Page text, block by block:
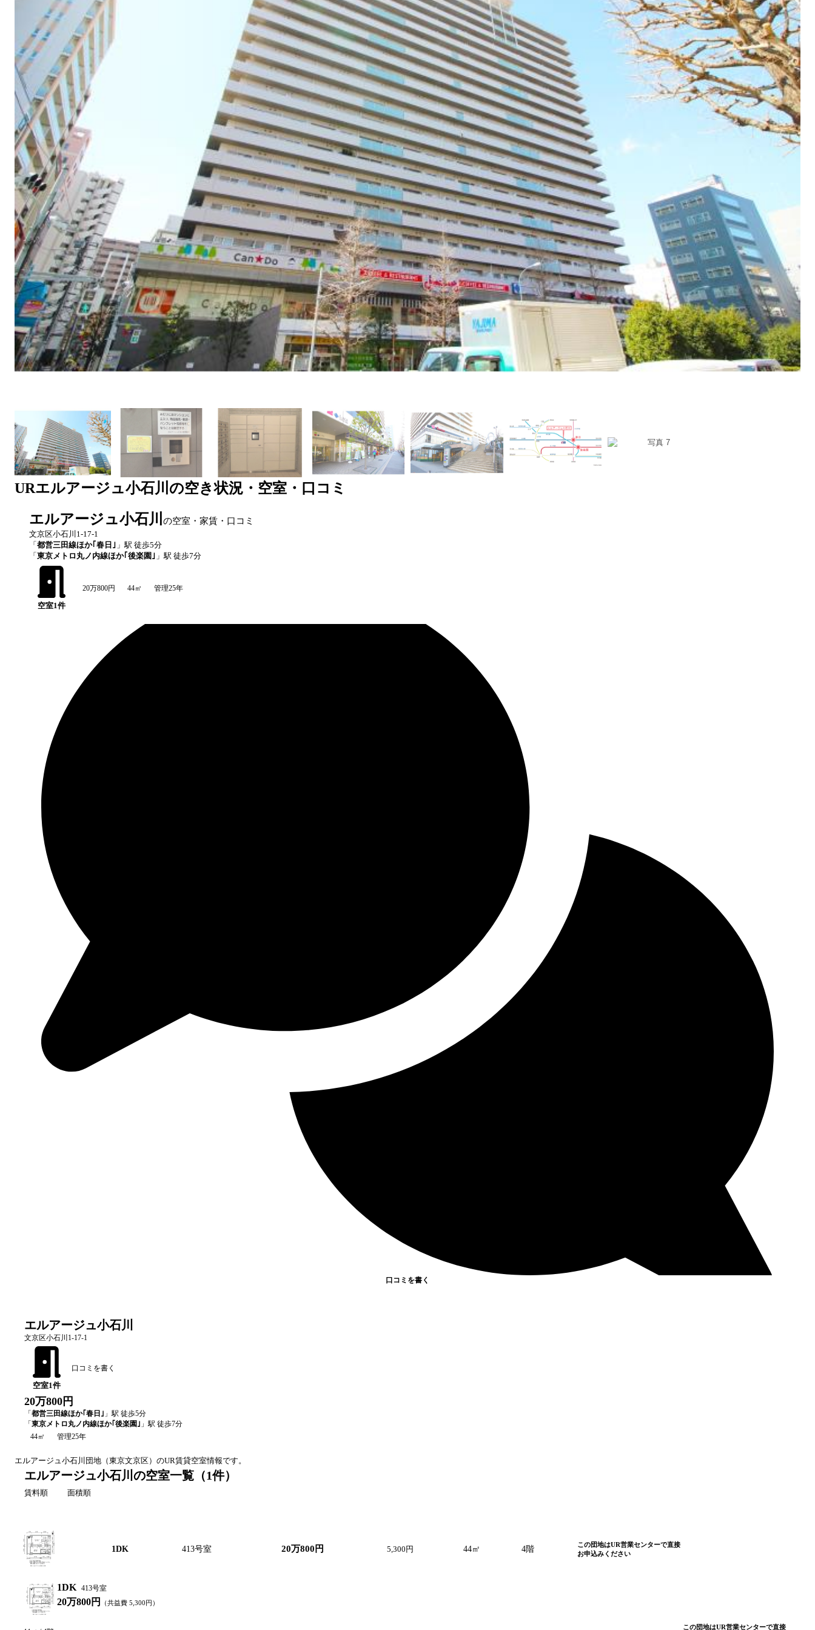
URエルアージュ小石川 の空き状況・空室・口コミ
エルアージュ小石川 の空室・家賃・口コミ
文京区小石川1-17-1
「 都営三田線ほか｢春日｣ 」駅 徒歩5分
「 東京メトロ丸ノ内線ほか｢後楽園｣ 」駅 徒歩7分
空室1件
20万800円 44㎡ 管理25年
口コミを書く
エルアージュ小石川
文京区小石川1-17-1
空室1件
口コミを書く
20万800円
「 都営三田線ほか｢春日｣ 」駅 徒歩5分
「 東京メトロ丸ノ内線ほか｢後楽園｣ 」駅 徒歩7分
44㎡
管理25年
エルアージュ小石川 団地（東京文京区）のUR賃貸空室情報です。
エルアージュ小石川の空室一覧 （1件）
賃料順 面積順
1DK 413号室 20万800円 5,300円 44㎡ 4階
この団地はUR営業センターで直接
お申込みください
1DK 413号室
20万800円 （共益費 5,300 円）
この団地はUR営業センターで直接